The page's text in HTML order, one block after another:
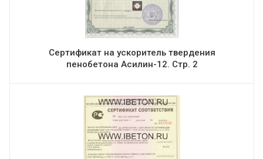
Сертификат на ускоритель твердения
пенобетона Асилин-12. Стр. 2